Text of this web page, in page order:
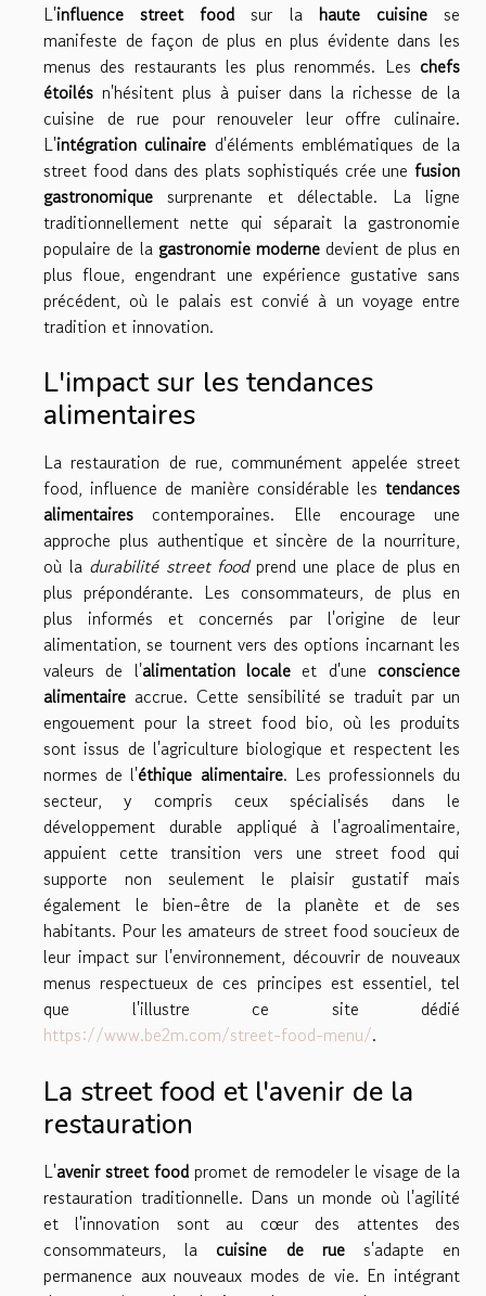
L'influence street food sur la haute cuisinese
manifeste de façon de plus en plus évidente dans les
menus des restaurants les plus renommés. Les chefs
étoilés n'hésitent plus à puiser dans la richesse de la
cuisine de rue pour renouveler leur offre culinaire.
L'intégration culinaire d'éléments emblématiques de la
street food dans des plats sophistiqués crée une fusion
gastronomique surprenante et délectable. La ligne
traditionnellement nette qui séparait la gastronomie
populaire de la gastronomie moderne devient de plus en
plus floue, engendrant une expérience gustative sans
précédent, où le palais est convié à un voyage entre
tradition et innovation.
L'impact sur les tendances
alimentaires
La restauration de rue, communément appelée street
food, influence de manière considérable les tendances
alimentaires contemporaines. Elle encourage une
approche plus authentique et sincère de la nourriture,
où la durabilité street foodprend une place de plus en
plus prépondérante. Les consommateurs, de plus en
plus informés et concernés par l'origine de leur
alimentation, se tournent vers des options incarnant les
valeurs de l'alimentation locale et d'une conscience
alimentaire accrue. Cette sensibilité se traduit par un
engouement pour la street food bio, où les produits
sont issus de l'agriculture biologique et respectent les
normes de l'éthique alimentaire. Les professionnels du
secteur, y compris ceux spécialisés dans le
développement durable appliqué à l'agroalimentaire,
appuient cette transition vers une street food qui
supporte non seulement le plaisir gustatif mais
également le bien-être de la planète et de ses
habitants. Pour les amateurs de street food soucieux de
leur impact sur l'environnement, découvrir de nouveaux
menus respectueux de ces principes est essentiel, tel
que l'illustre ce site dédié
https://www.be2m.com/street-food-menu/.
La street food et l'avenir de la
restauration
L'avenir street food promet de remodeler le visage de la
restauration traditionnelle. Dans un monde où l'agilité
et l'innovation sont au cœur des attentes des
consommateurs, la cuisine de rues'adapte en
permanence aux nouveaux modes de vie. En intégrant